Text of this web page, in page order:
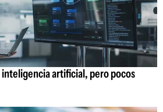
inteligencia artificial, pero pocos